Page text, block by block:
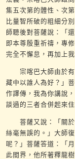
集五次第的體性、次
比量智所破的粗細分
師聽後對菩薩說：「
即本尊殷重祈禱，專
完全不懈怠，再加上
宗喀巴大師由於有
藏中以誰人為好？」
作譯傳，我為你講說
談過的三者合併起來
菩薩又說：「關於
絲毫無誤的。」大師
呢？」菩薩答道：「
此間界，他所著釋龍